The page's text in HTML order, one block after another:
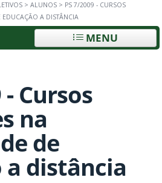
> ALUNOS > PS 7/2009 - CURSOS
A DISTÂNCIA
MENU
- Cursos
na
de
a distância